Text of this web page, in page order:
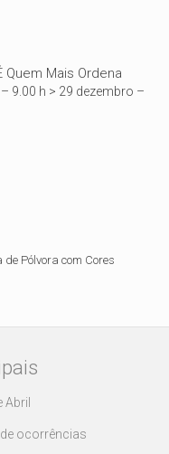
Quem Mais Ordena
9.00 h > 29 dezembro –
Pólvora com Cores
Abril
ocorrências